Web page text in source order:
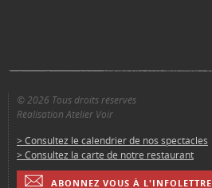
© 2026 Tous droits réservés
Réalisation Atelier Voir
> Consultez le calendrier de nos spectacles
> Consultez la carte de notre restaurant
ABONNEZ VOUS À L'INFOLETTRE